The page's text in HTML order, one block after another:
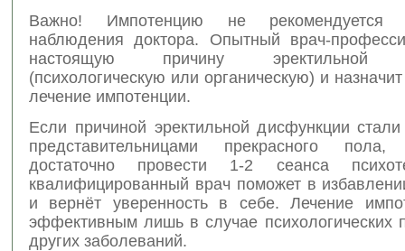
Важно! Импотенцию не рекомендуется
наблюдения доктора. Опытный врач-
настоящую причину эректильной
(психологическую или органическую) и
лечение импотенции.
Если причиной эректильной дисфункции
представительницами прекрасного
достаточно провести 1-2 сеанса
квалифицированный врач поможет в
и вернёт уверенность в себе. Лечение
эффективным лишь в случае психологических
других заболеваний.